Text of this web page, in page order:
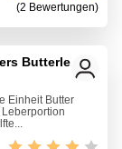
(2 Bewertungen)
Butterleber
Einheit Butter